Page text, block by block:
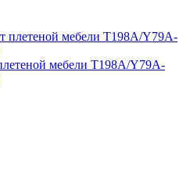
мебели T198A/Y79A-